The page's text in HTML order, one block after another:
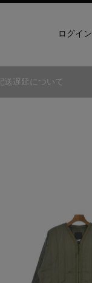
ログイン
送遅延について